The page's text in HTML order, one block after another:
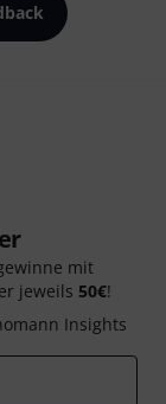
mit
jeweils 50€!
Insights